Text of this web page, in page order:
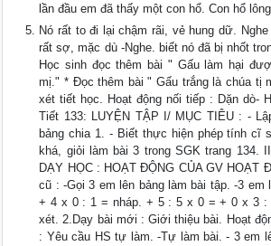
lần đầu em đã thấy một con hổ. Con hổ
Nó rất to đi lại chậm rãi, vẻ hung dữ.
rất sợ, mặc dù -Nghe. biết nó đã bị nhốt
Học sinh đọc thêm bài " Gấu làm hại
mị." * Đọc thêm bài " Gấu trắng là chúa tị
xét tiết học. Hoạt động nối tiếp : Dặn dò-
Tiết 133: LUYỆN TẬP I/ MỤC TIÊU : -
bảng chia 1. - Biết thực hiện phép tính cĩ
khá, giỏi làm bài 3 trong SGK trang 134.
DẠY HỌC : HOẠT ĐỘNG CỦA GV HOẠT
cũ : -Gọi 3 em lên bảng làm bài tập. -3 em
+ 4 x 0 : 1 = nháp. + 5 : 5 x 0 = + 0 x 3 :
xét. 2.Dạy bài mới : Giới thiệu bài. Hoạt
: Yêu cầu HS tự làm. -Tự làm bài. - 3 em